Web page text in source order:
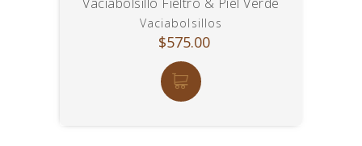
Vaciabolsillos
$575.00